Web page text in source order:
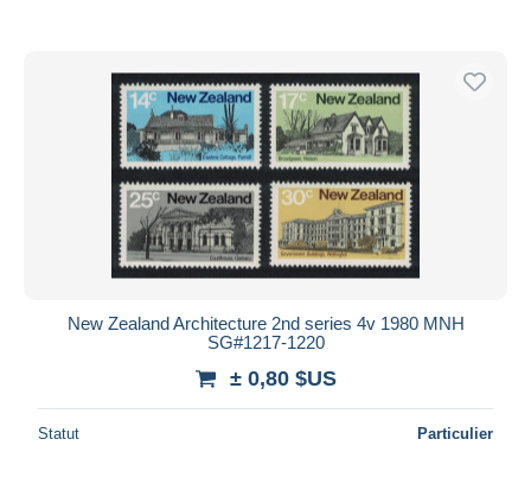
New Zealand Architecture 2nd series 4v 1980 MNH
SG#1217-1220
± 0,80 $US
Statut Particulier